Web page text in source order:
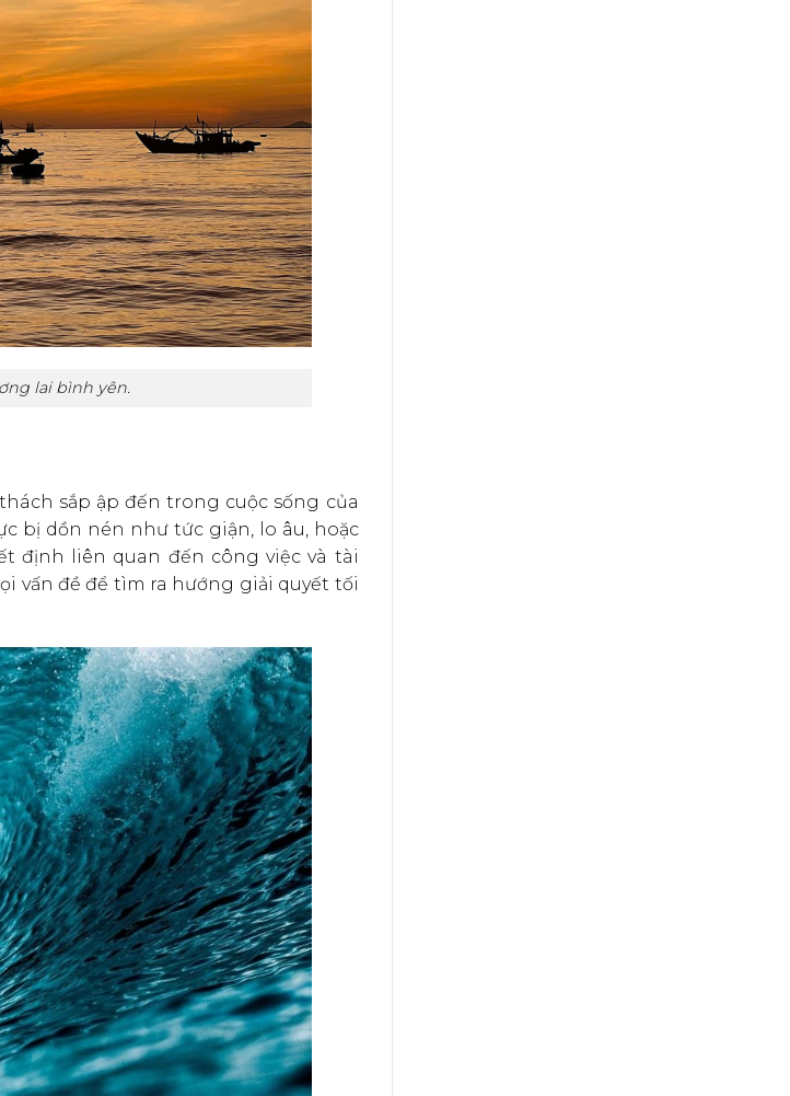
lai bình yên.
sắp ập đến trong cuộc sống của
bị dồn nén như tức giận, lo âu, hoặc
định liên quan đến công việc và tài
vấn đề để tìm ra hướng giải quyết tối